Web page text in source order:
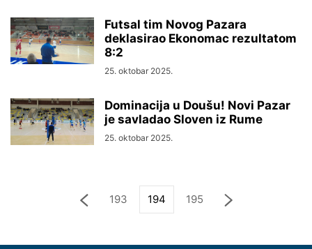
Futsal tim Novog Pazara
deklasirao Ekonomac rezultatom
8:2
25. oktobar 2025.
Dominacija u Doušu! Novi Pazar
je savladao Sloven iz Rume
25. oktobar 2025.
193 194 195